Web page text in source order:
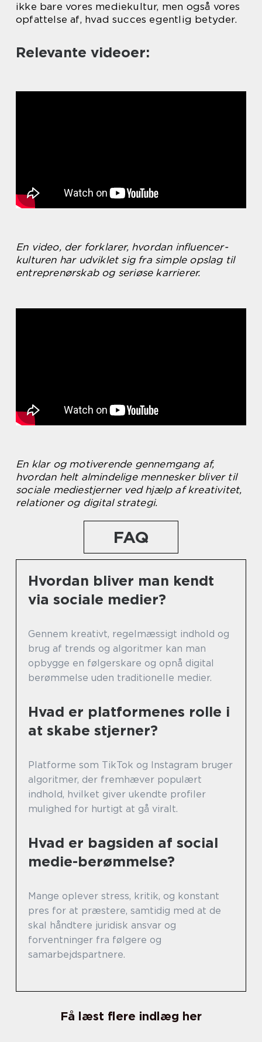
ikke bare vores mediekultur, men også vores
opfattelse af, hvad succes egentlig betyder.
Relevante videoer:
En video, der forklarer, hvordan influencer-
kulturen har udviklet sig fra simple opslag til
entreprenørskab og seriøse karrierer.
En klar og motiverende gennemgang af,
hvordan helt almindelige mennesker bliver til
sociale mediestjerner ved hjælp af kreativitet,
relationer og digital strategi.
FAQ
Hvordan bliver man kendt
via sociale medier?
Gennem kreativt, regelmæssigt indhold og
brug af trends og algoritmer kan man
opbygge en følgerskare og opnå digital
berømmelse uden traditionelle medier.
Hvad er platformenes rolle i
at skabe stjerner?
Platforme som TikTok og Instagram bruger
algoritmer, der fremhæver populært
indhold, hvilket giver ukendte profiler
mulighed for hurtigt at gå viralt.
Hvad er bagsiden af social
medie-berømmelse?
Mange oplever stress, kritik, og konstant
pres for at præstere, samtidig med at de
skal håndtere juridisk ansvar og
forventninger fra følgere og
samarbejdspartnere.
Få læst flere indlæg her